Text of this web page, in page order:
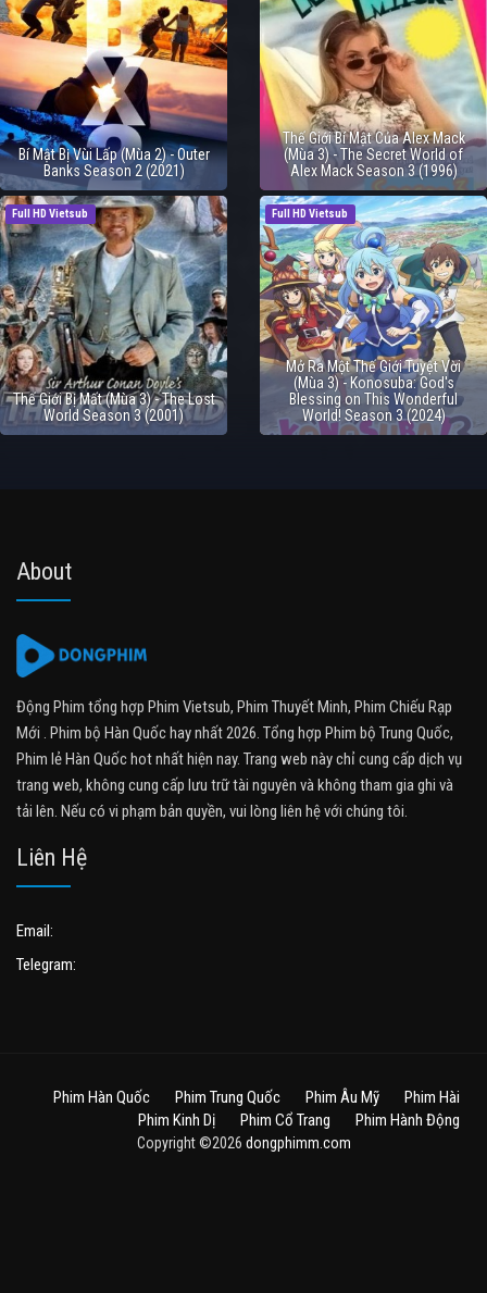
Bí Mật Bị Vùi Lấp (Mùa 2) - Outer
Banks Season 2 (2021)
Thế Giới Bí Mật Của Alex Mack
(Mùa 3) - The Secret World of
Alex Mack Season 3 (1996)
Full HD Vietsub
Thế Giới Bị Mất (Mùa 3) - The Lost
World Season 3 (2001)
Full HD Vietsub
Mở Ra Một Thế Giới Tuyệt Vời
(Mùa 3) - Konosuba: God's
Blessing on This Wonderful
World! Season 3 (2024)
About
Động Phim tổng hợp Phim Vietsub, Phim Thuyết Minh, Phim Chiếu Rạp
Mới . Phim bộ Hàn Quốc hay nhất 2026. Tổng hợp Phim bộ Trung Quốc,
Phim lẻ Hàn Quốc hot nhất hiện nay. Trang web này chỉ cung cấp dịch vụ
trang web, không cung cấp lưu trữ tài nguyên và không tham gia ghi và
tải lên. Nếu có vi phạm bản quyền, vui lòng liên hệ với chúng tôi.
Liên Hệ
Email:
Telegram:
Phim Hàn Quốc Phim Trung Quốc Phim Âu Mỹ
Phim Hài
Phim Kinh Dị
Phim Cổ Trang Phim Hành Động
Copyright ©2026 dongphimm.com